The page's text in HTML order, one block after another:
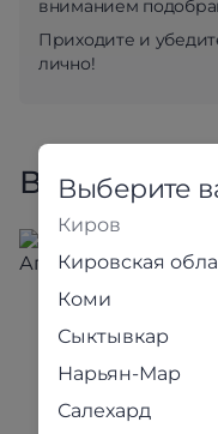
вниманием
Приходите и
лично!
Все товары
Выберите
Киров
Кировская
Коми
Сыктывкар
Нарьян-Мар
Салехард